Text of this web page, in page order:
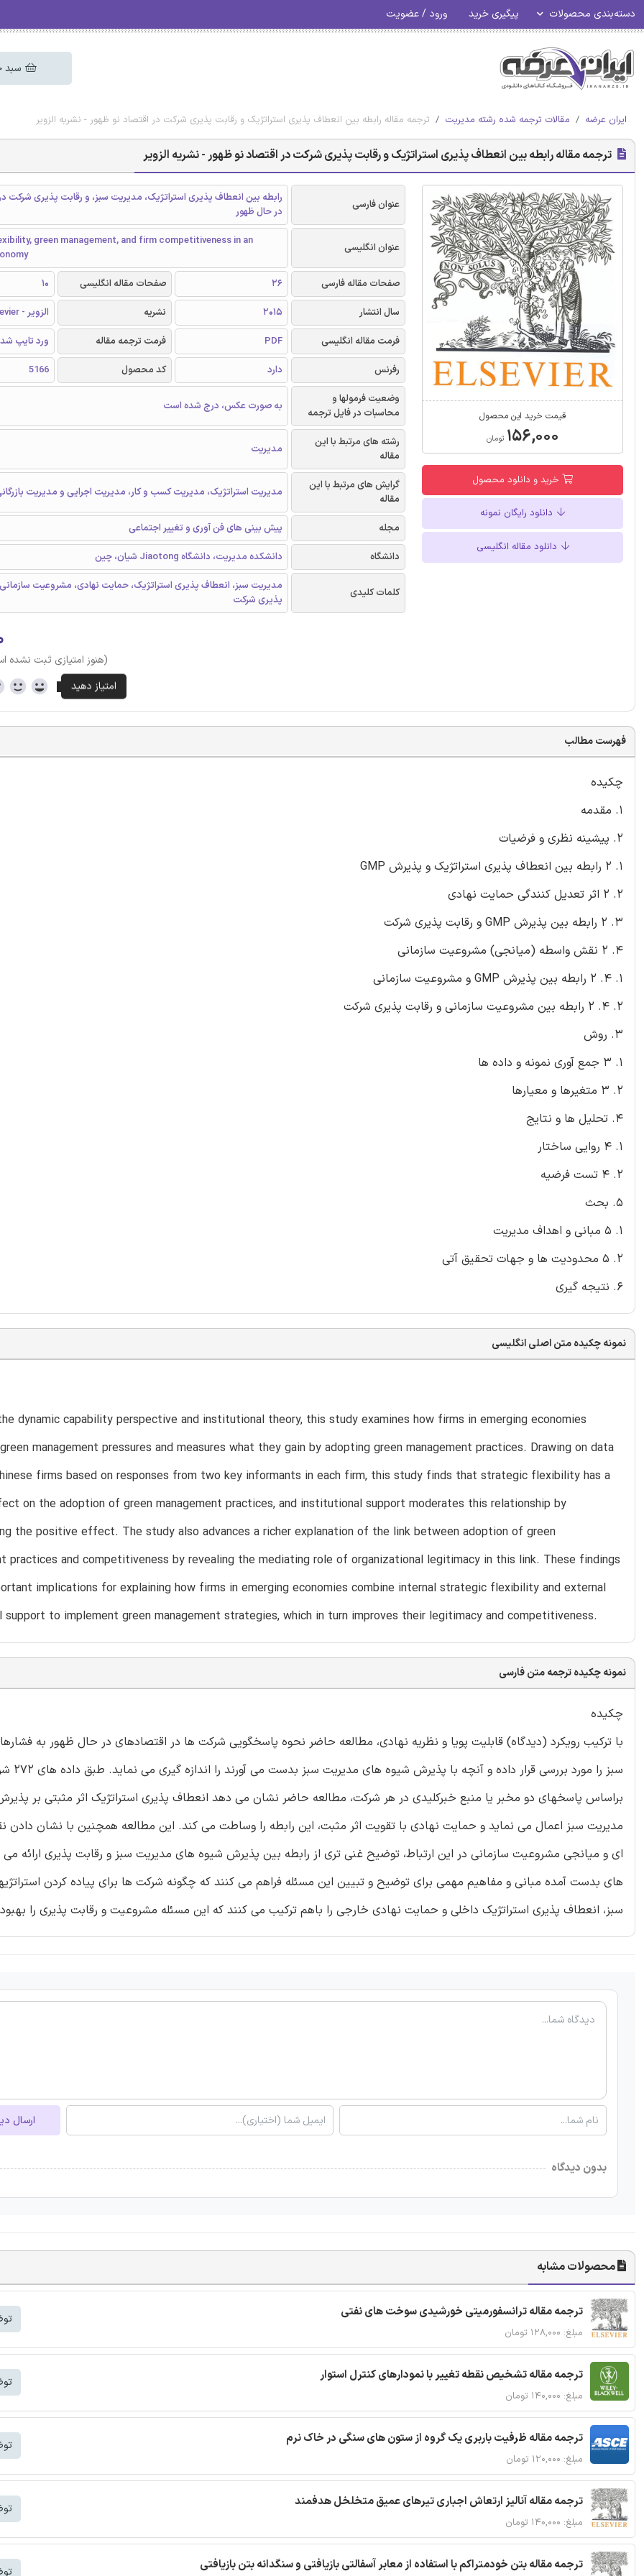
دسته‌بندی محصولات پیگیری خرید ورود / عضویت
سبد
ایران عرضه مقالات ترجمه شده رشته مدیریت ترجمه مقاله رابطه بین انعطاف پذیری استراتژیک و رقابت پذیری شرکت در اقتصاد نو ظهور - نشریه الزویر
ترجمه مقاله رابطه بین انعطاف پذیری استراتژیک و رقابت پذیری شرکت در اقتصاد نو ظهور - نشریه الزویر
قیمت خرید این محصول
۱۵۶,۰۰۰ تومان
خرید و دانلود محصول
دانلود رایگان نمونه
دانلود مقاله انگلیسی
عنوان فارسی
رابطه بین انعطاف پذیری استراتژیک، مدیریت سبز، و رقابت پذیری شرکت
در حال ظهور
عنوان انگلیسی
green management, and firm competitiveness in an
صفحات مقاله فارسی
26 صفحات مقاله انگلیسی
10
سال انتشار
2015 نشریه
الزویر - Elsevier
فرمت مقاله انگلیسی
PDF فرمت ترجمه مقاله
ورد تایپ
رفرنس
دارد کد محصول
5166
وضعیت فرمولها و
محاسبات در فایل ترجمه
به صورت عکس، درج شده است
رشته های مرتبط با این
مقاله
مدیریت
گرایش های مرتبط با این
مقاله
مدیریت استراتژیک، مدیریت کسب و کار، مدیریت اجرایی و مدیریت
مجله
پیش بینی های فن آوری و تغییر اجتماعی
دانشگاه
دانشکده مدیریت، دانشگاه Jiaotong شیان، چین
کلمات کلیدی
مدیریت سبز، انعطاف پذیری استراتژیک، حمایت نهادی، مشروعیت
پذیری شرکت
(هنوز امتیازی ثبت نشده
فهرست مطالب
چکیده
1. مقدمه
2. پیشینه نظری و فرضیات
1. 2 رابطه بین انعطاف پذیری استراتژیک و پذیرش GMP
2. 2 اثر تعدیل کنندگی حمایت نهادی
3. 2 رابطه بین پذیرش GMP و رقابت پذیری شرکت
4. 2 نقش واسطه (میانجی) مشروعیت سازمانی
1. 4. 2 رابطه بین پذیرش GMP و مشروعیت سازمانی
2. 4. 2 رابطه بین مشروعیت سازمانی و رقابت پذیری شرکت
3. روش
1. 3 جمع آوری نمونه و داده ها
2. 3 متغیرها و معیارها
4. تحلیل ها و نتایج
1. 4 روایی ساختار
2. 4 تست فرضیه
5. بحث
1. 5 مبانی و اهداف مدیریت
2. 5 محدودیت ها و جهات تحقیق آتی
6. نتیجه گیری
نمونه چکیده متن اصلی انگلیسی
dynamic capability perspective and institutional theory, this study examines how firms in emerging economies
management pressures and measures what they gain by adopting green management practices. Drawing on data
firms based on responses from two key informants in each firm, this study finds that strategic flexibility has a
on the adoption of green management practices, and institutional support moderates this relationship by
the positive effect. The study also advances a richer explanation of the link between adoption of green
practices and competitiveness by revealing the mediating role of organizational legitimacy in this link. These findings
implications for explaining how firms in emerging economies combine internal strategic flexibility and external
to implement green management strategies, which in turn improves their legitimacy and competitiveness.
نمونه چکیده ترجمه متن فارسی
چکیده
با ترکیب رویکرد (دیدگاه) قابلیت پویا و نظریه نهادی، مطالعه حاضر نحوه پاسخگویی شرکت ها در اقتصادهای در حال ظهور به
سبز را مورد
براساس پاسخهای دو مخبر یا منبع خبرکلیدی در هر شرکت، مطالعه حاضر نشان می دهد انعطاف پذیری استراتژیک اثر مثبتی بر
مدیریت سبز اعمال می نماید و حمایت نهادی با تقویت اثر مثبت، این رابطه را وساطت می کند. این مطالعه همچنین با نشان
ای و میانجی مشروعیت سازمانی در این ارتباط، توضیح غنی تری از رابطه بین پذیرش شیوه های مدیریت سبز و رقابت پذیری ارائه می
های بدست آمده مبانی و مفاهیم مهمی برای توضیح و تبیین این مسئله فراهم می کنند که چگونه شرکت ها برای پیاده کردن
سبز، انعطاف پذیری استراتژیک داخلی و حمایت نهادی خارجی را باهم ترکیب می کنند که این مسئله مشروعیت و رقابت پذیری را
ارسال
بدون دیدگاه
محصولات مشابه
ترجمه مقاله ترانسفورمیتی خورشیدی سوخت های نفتی
مبلغ: ۱۲۸,۰۰۰ تومان
ترجمه مقاله تشخیص نقطه تغییر با نمودارهای کنترل استوار
مبلغ: ۱۴۰,۰۰۰ تومان
ترجمه مقاله ظرفیت باربری یک گروه از ستون های سنگی در خاک نرم
مبلغ: ۱۲۰,۰۰۰ تومان
ترجمه مقاله آنالیز ارتعاش اجباری تیرهای عمیق متخلخل هدفمند
مبلغ: ۱۴۰,۰۰۰ تومان
ترجمه مقاله بتن خودمتراکم با استفاده از معابر آسفالتی بازیافتی و سنگدانه بتن بازیافتی